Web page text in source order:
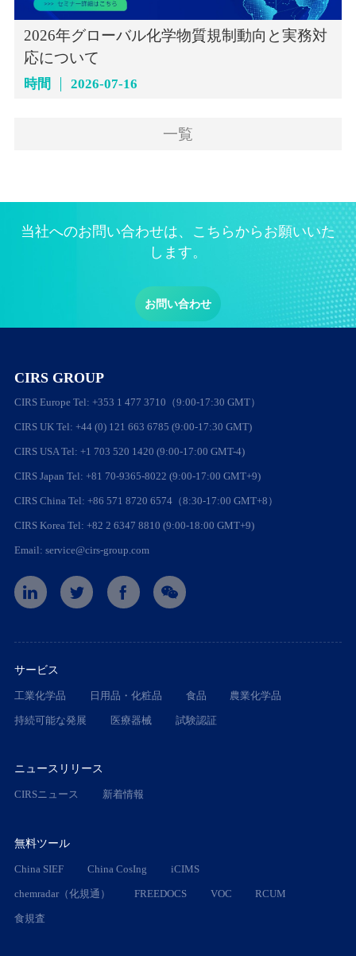
2026年グローバル化学物質規制動向と実務対
応について
時間 2026-07-16
一覧
当社へのお問い合わせは、こちらからお願いいた
します。
お問い合わせ
CIRS GROUP
CIRS Europe Tel: +353 1 477 3710（9:00-17:30 GMT）
CIRS UK Tel: +44 (0) 121 663 6785 (9:00-17:30 GMT)
CIRS USA Tel: +1 703 520 1420 (9:00-17:00 GMT-4)
CIRS Japan Tel: +81 70-9365-8022 (9:00-17:00 GMT+9)
CIRS China Tel: +86 571 8720 6574（8:30-17:00 GMT+8）
CIRS Korea Tel: +82 2 6347 8810 (9:00-18:00 GMT+9)
Email: service@cirs-group.com
サービス
工業化学品 日用品・化粧品 食品 農業化学品
持続可能な発展 医療器械 試験認証
ニュースリリース
CIRSニュース 新着情報
無料ツール
China SIEF China CosIng iCIMS
chemradar（化規通） FREEDOCS VOC RCUM
食規査